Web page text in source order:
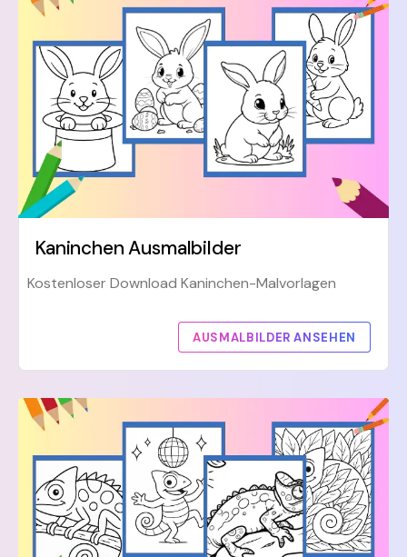
Kaninchen Ausmalbilder
Kostenloser Download Kaninchen-Malvorlagen
AUSMALBILDER ANSEHEN